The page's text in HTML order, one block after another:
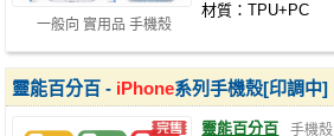
一般向 實用品 手機殼
材質：TPU+PC
靈能百分百 - iPhone系列手機殼[印調中]
靈能百分百 手機殼